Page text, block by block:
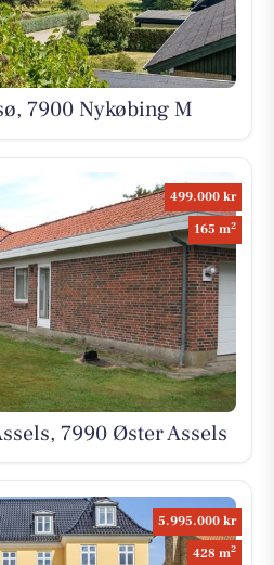
7900 Nykøbing M
499.000 kr
165 m2
7990 Øster Assels
5.995.000 kr
428 m2